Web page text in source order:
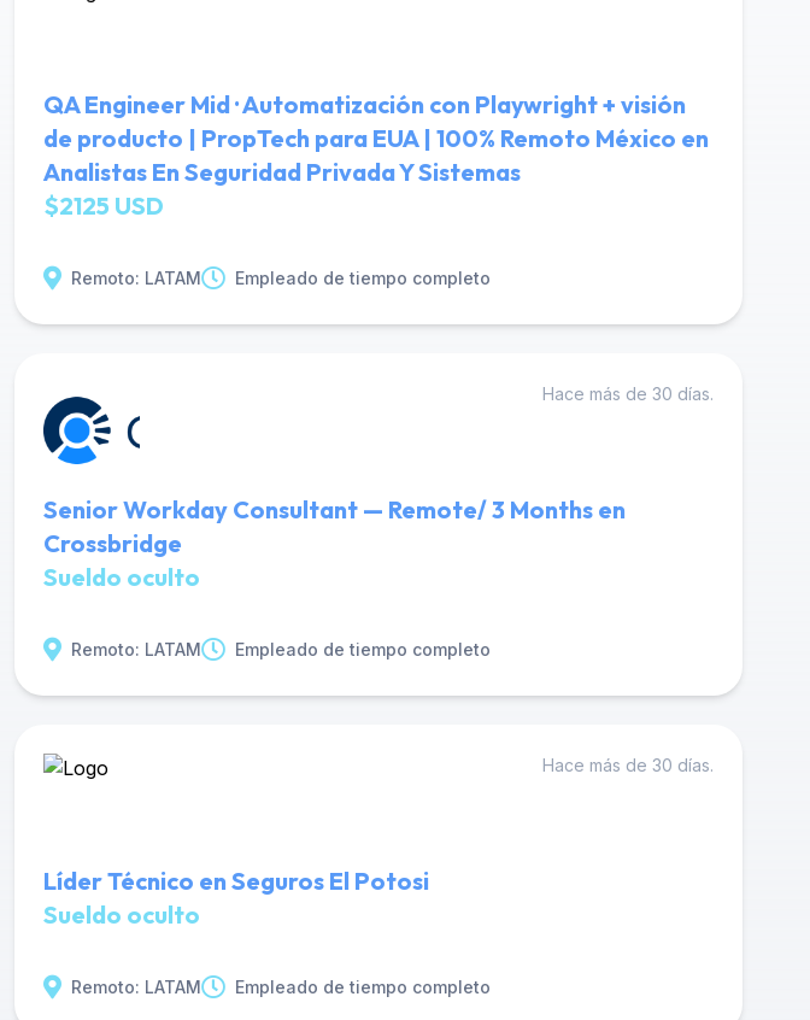
QA Engineer Mid · Automatización con Playwright + visión
de producto | PropTech para EUA | 100% Remoto México en
Analistas En Seguridad Privada Y Sistemas
$2125 USD
Remoto: LATAM Empleado de tiempo completo
Hace más de 30 días.
Senior Workday Consultant — Remote/ 3 Months en
Crossbridge
Sueldo oculto
Remoto: LATAM Empleado de tiempo completo
Hace más de 30 días.
Líder Técnico en Seguros El Potosi
Sueldo oculto
Remoto: LATAM Empleado de tiempo completo